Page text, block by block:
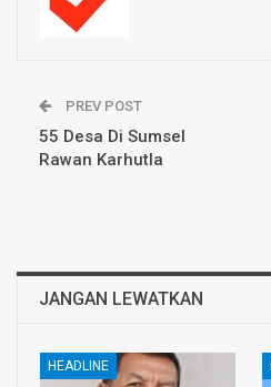
PREV POST
55 Desa Di Sumsel
Rawan Karhutla
JANGAN LEWATKAN
HEADLINE